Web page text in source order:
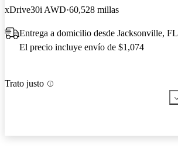
xDrive30i AWD 60,528 millas
Entrega a domicilio desde Jacksonville, FL
El precio incluye envío de $1,074
Trato justo